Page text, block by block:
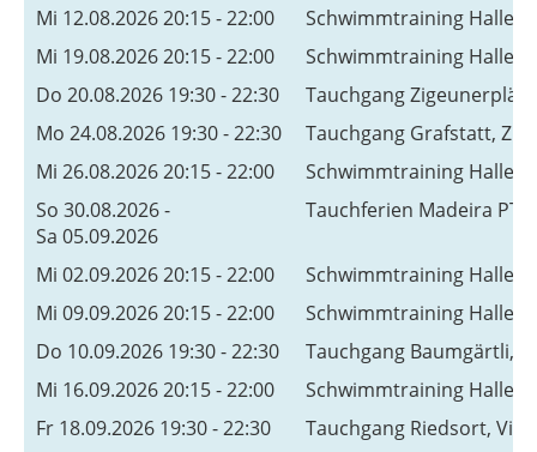
Mi 12.08.2026 20:15 - 22:00
Schwimmtraining
Mi 19.08.2026 20:15 - 22:00
Schwimmtraining
Do 20.08.2026 19:30 - 22:30
Tauchgang
Mo 24.08.2026 19:30 - 22:30
Tauchgang Grafstatt,
Mi 26.08.2026 20:15 - 22:00
Schwimmtraining
So 30.08.2026 -
Sa 05.09.2026
Tauchferien Madeira PT
Mi 02.09.2026 20:15 - 22:00
Schwimmtraining
Mi 09.09.2026 20:15 - 22:00
Schwimmtraining
Do 10.09.2026 19:30 - 22:30
Tauchgang Baumgärtli,
Mi 16.09.2026 20:15 - 22:00
Schwimmtraining
Fr 18.09.2026 19:30 - 22:30
Tauchgang Riedsort,